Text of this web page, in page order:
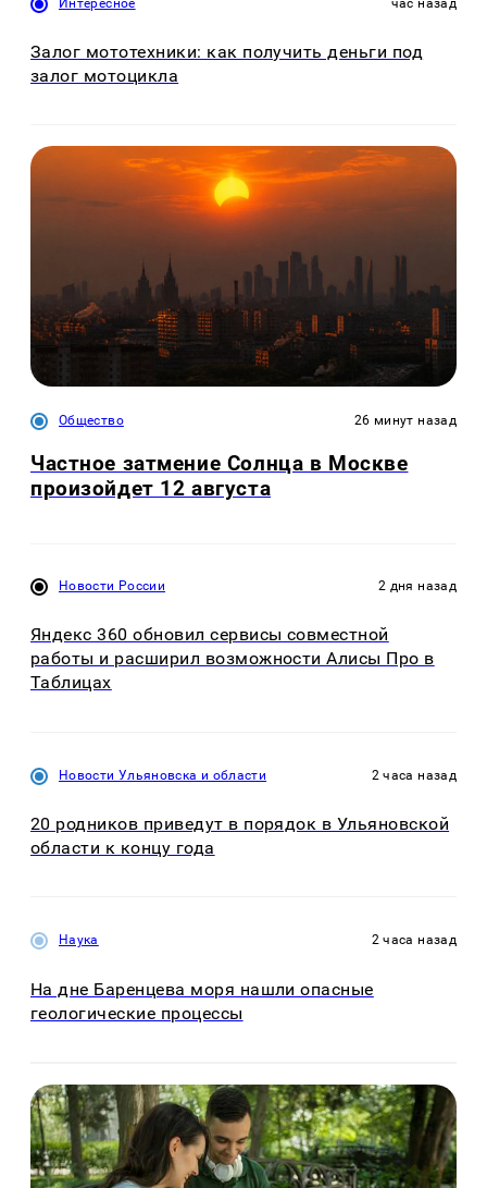
Залог мототехники: как получить деньги под
залог мотоцикла
Общество 26 минут назад
Частное затмение Солнца в Москве
произойдет 12 августа
Новости России 2 дня назад
Яндекс 360 обновил сервисы совместной
работы и расширил возможности Алисы Про в
Таблицах
Новости Ульяновска и области 2 часа назад
20 родников приведут в порядок в Ульяновской
области к концу года
Наука 2 часа назад
На дне Баренцева моря нашли опасные
геологические процессы